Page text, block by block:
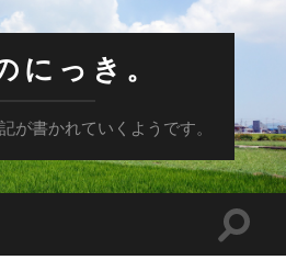
にっき。
が書かれていくようです。
検